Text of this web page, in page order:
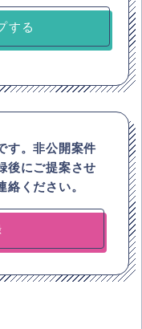
する
す。非公開案件
後にご提案させ
ください。